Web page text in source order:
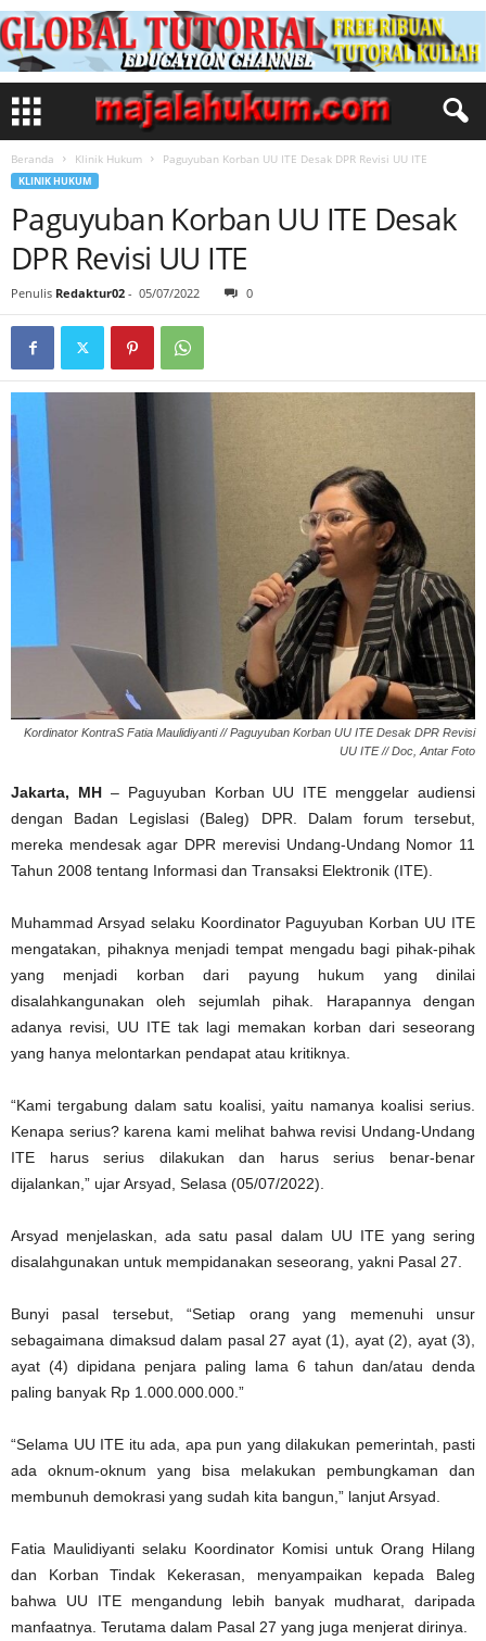
Beranda Klinik Hukum Paguyuban Korban UU ITE Desak DPR Revisi UU ITE
KLINIK HUKUM
Paguyuban Korban UU ITE Desak
DPR Revisi UU ITE
Penulis Redaktur02 - 05/07/2022 0
Kordinator KontraS Fatia Maulidiyanti // Paguyuban Korban UU ITE Desak DPR Revisi
UU ITE // Doc, Antar Foto
Jakarta, MH– Paguyuban Korban UU ITE menggelar audiensi
dengan Badan Legislasi (Baleg) DPR. Dalam forum tersebut,
mereka mendesak agar DPR merevisi Undang-Undang Nomor 11
Tahun 2008 tentang Informasi dan Transaksi Elektronik (ITE).
Muhammad Arsyad selaku Koordinator Paguyuban Korban UU ITE
mengatakan, pihaknya menjadi tempat mengadu bagi pihak-pihak
yang menjadi korban dari payung hukum yang dinilai
disalahkangunakan oleh sejumlah pihak. Harapannya dengan
adanya revisi, UU ITE tak lagi memakan korban dari seseorang
yang hanya melontarkan pendapat atau kritiknya.
“Kami tergabung dalam satu koalisi, yaitu namanya koalisi serius.
Kenapa serius? karena kami melihat bahwa revisi Undang-Undang
ITE harus serius dilakukan dan harus serius benar-benar
dijalankan,” ujar Arsyad, Selasa (05/07/2022).
Arsyad menjelaskan, ada satu pasal dalam UU ITE yang sering
disalahgunakan untuk mempidanakan seseorang, yakni Pasal 27.
Bunyi pasal tersebut, “Setiap orang yang memenuhi unsur
sebagaimana dimaksud dalam pasal 27 ayat (1), ayat (2), ayat (3),
ayat (4) dipidana penjara paling lama 6 tahun dan/atau denda
paling banyak Rp 1.000.000.000.”
“Selama UU ITE itu ada, apa pun yang dilakukan pemerintah, pasti
ada oknum-oknum yang bisa melakukan pembungkaman dan
membunuh demokrasi yang sudah kita bangun,” lanjut Arsyad.
Fatia Maulidiyanti selaku Koordinator Komisi untuk Orang Hilang
dan Korban Tindak Kekerasan, menyampaikan kepada Baleg
bahwa UU ITE mengandung lebih banyak mudharat, daripada
manfaatnya. Terutama dalam Pasal 27 yang juga menjerat dirinya.